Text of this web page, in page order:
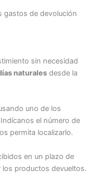
gastos de devolución
sin necesidad
naturales desde la
uno de los
el número de
permita localizarlo.
en un plazo de
productos devueltos.